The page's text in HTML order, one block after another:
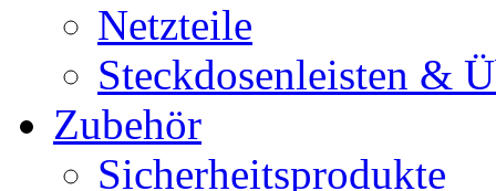
Netzteile
Steckdosenleisten &
Zubehör
Sicherheitsprodukte